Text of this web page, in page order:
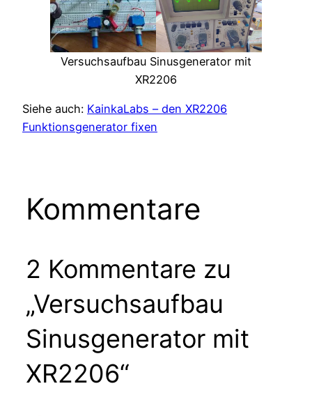
Versuchsaufbau Sinusgenerator mit
XR2206
Siehe auch: KainkaLabs – den XR2206
Funktionsgenerator fixen
Kommentare
2 Kommentare zu
„Versuchsaufbau
Sinusgenerator mit
XR2206“